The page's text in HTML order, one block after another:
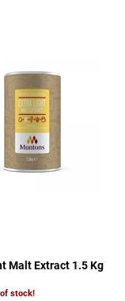
Malt Extract 1.5 Kg
stock!